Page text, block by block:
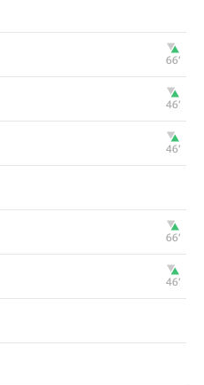
66‎’‎
46‎’‎
46‎’‎
66‎’‎
46‎’‎